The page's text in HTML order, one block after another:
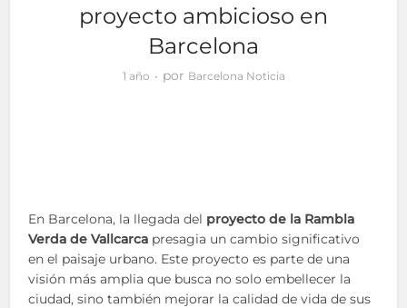
proyecto ambicioso en
Barcelona
1 año por Barcelona Noticia
En Barcelona, la llegada del proyecto de la Rambla
Verda de Vallcarca presagia un cambio significativo
en el paisaje urbano. Este proyecto es parte de una
visión más amplia que busca no solo embellecer la
ciudad, sino también mejorar la calidad de vida de sus